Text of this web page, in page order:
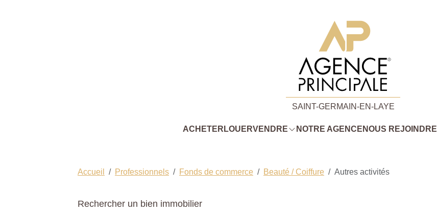
SAINT-GERMAIN-EN-LAYE
ACHETER LOUERVENDRE NOTRE AGENCE NOUS REJOINDRE
Accueil Professionnels Fonds de commerce Beauté / Coiffure Autres activités
Rechercher un bien immobilier